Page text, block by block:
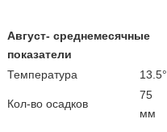
Август- среднемесячные
показатели
Температура
13.5°
Кол-во осадков
75
мм